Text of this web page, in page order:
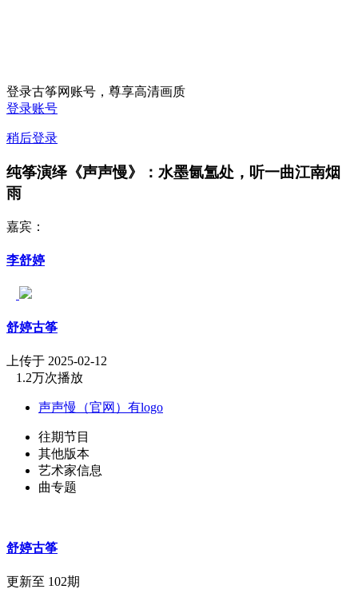
登录古筝网账号，尊享高清画质
登录账号
稍后登录
纯筝演绎《声声慢》：水墨氤氲处，听一曲江南烟
雨
嘉宾：
李舒婷
舒婷古筝
上传于 2025-02-12
1.2万次播放
声声慢（官网）有logo
往期节目
其他版本
艺术家信息
曲专题
舒婷古筝
更新至 102期